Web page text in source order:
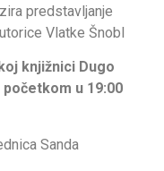
predstavljanje
Vlatke Šnobl
knjižnici Dugo
u 19:00
Sanda